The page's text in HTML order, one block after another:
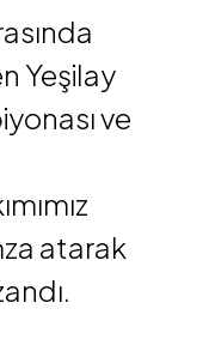
Yeşilay
ve
atarak